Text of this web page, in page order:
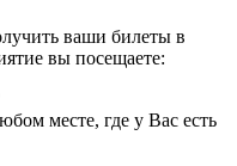
ваши билеты в
вы посещаете:
месте, где у Вас есть